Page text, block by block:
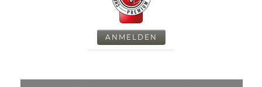
ANMELDEN